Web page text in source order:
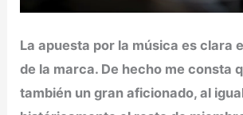
La apuesta por la música es clara
de la marca. De hecho me consta
también un gran aficionado, al